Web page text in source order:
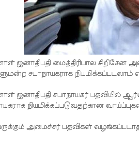
ஜனாதிபதி மைத்திரிபால
சபாநாயகராக
ஜனாதிபதி சபாநாயகர் பதவியில்
நியமிக்கப்படுவதற்கான
அமைச்சர் பதவிகள்